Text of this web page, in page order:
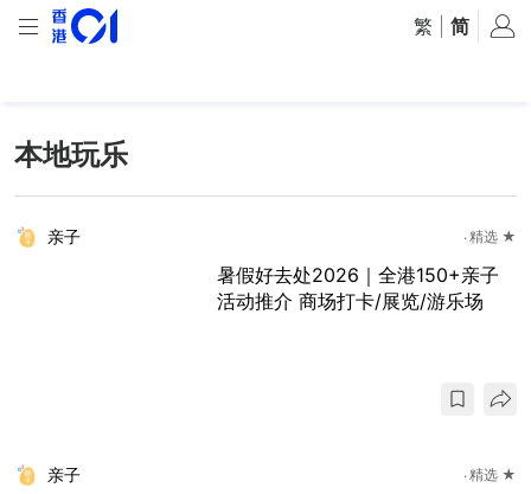
繁 简
本地玩乐
亲子 精选 ★
暑假好去处2026｜全港150+亲子
活动推介 商场打卡/展览/游乐场
亲子 精选 ★